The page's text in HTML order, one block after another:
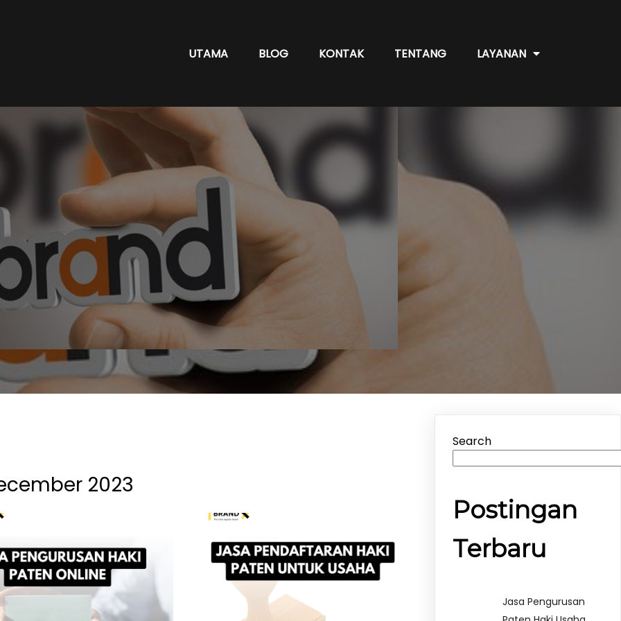
UTAMA BLOG KONTAK TENTANG LAYANAN
2023
Search
Postingan
Terbaru
Jasa Pengurusan